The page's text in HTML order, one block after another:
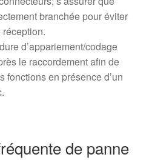
branchée pour éviter
d’appariement/codage
le raccordement afin de
fonctions en présence d’un
de panne